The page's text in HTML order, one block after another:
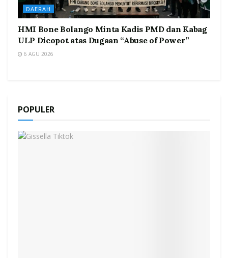
DAERAH
HMI Bone Bolango Minta Kadis PMD dan Kabag
ULP Dicopot atas Dugaan “Abuse of Power”
6 AGU 2026
POPULER